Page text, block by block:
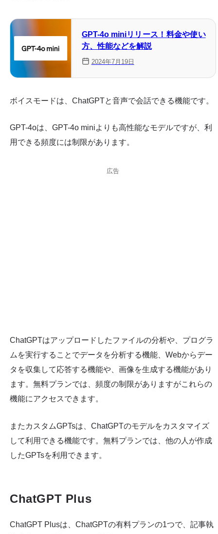
GPT-4o miniリリース！料金や使い
方、性能などを解説
2024年7月19日
ボイスモードは、ChatGPTと音声で会話できる機能です。
GPT-4oは、GPT-4o miniよりも高性能なモデルですが、利
用できる頻度には制限があります。
広告
ChatGPTはアップロードしたファイルの分析や、プログラ
ムを実行することでデータを分析する機能、Webからデー
タを収集して応答する機能や、画像を生成する機能があり
ます。無料プランでは、頻度の制限がありますがこれらの
機能にアクセスできます。
またカスタムGPTsは、ChatGPTのモデルをカスタマイズ
して利用できる機能です。無料プランでは、他の人が作成
したGPTsを利用できます。
ChatGPT Plus
ChatGPT Plusは、ChatGPTの有料プランの1つで、記事執